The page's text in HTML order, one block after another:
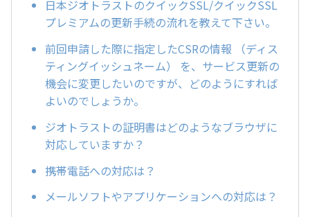
日本ジオトラストのクイックSSL/クイックSSL
プレミアムの更新手続の流れを教えて下さい。
前回申請した際に指定したCSRの情報 （ディス
ティングイッシュネーム） を、サービス更新の
機会に変更したいのですが、どのようにすれば
よいのでしょうか。
ジオトラストの証明書はどのようなブラウザに
対応していますか？
携帯電話への対応は？
メールソフトやアプリケーションへの対応は？